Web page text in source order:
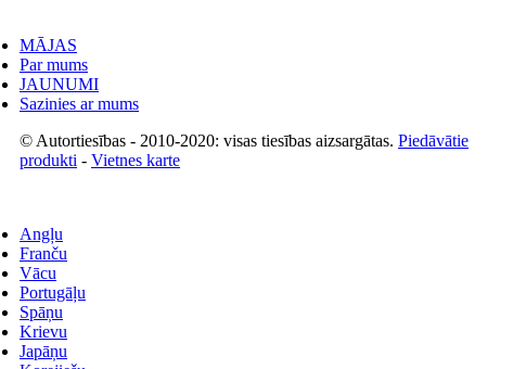
MĀJAS
Par mums
JAUNUMI
Sazinies ar mums
© Autortiesības - 2010-2020: visas tiesības aizsargātas. Piedāvātie
produkti - Vietnes karte
Angļu
Franču
Vācu
Portugāļu
Spāņu
Krievu
Japāņu